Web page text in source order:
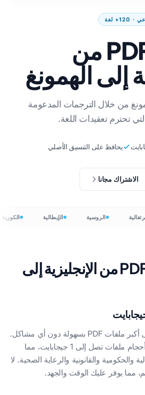
لغة
مترجم PDF من
إلى الهمونغ
من خلال الترجمات المدعومة
تحترم تعقيدات اللغة.
يحافظ على التنسيق الأصلي
الاشتراك مجانا
الروسية الإيطالية الكورية
مزايا ترجمة PDF من الإنجليزية إلى
يمكنك رفع وترجمة حتى أكبر ملفات PDF بسهولة دون أي مشاكل.
DocTranslator يدعم أحجام ملفات تصل إلى 1 جيجابايت، مما
والحكومية والقانونية والرعاية الصحية. لا
مما يوفر عليك الوقت والجهد.